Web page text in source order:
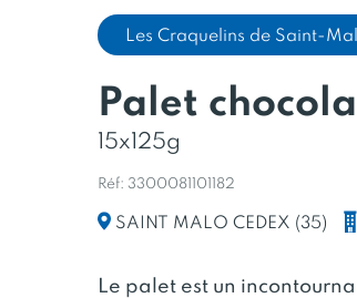
Les Craquelins de Saint-
Palet
15x125g
Réf: 3300081101182
SAINT MALO CEDEX (35)
Le palet est un